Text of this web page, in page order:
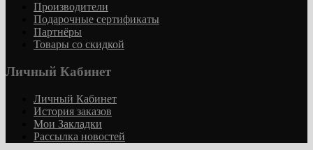
Производители
Подарочные сертификаты
Партнёры
Товары со скидкой
Личный Кабинет
Личный Кабинет
История заказов
Мои Закладки
Рассылка новостей